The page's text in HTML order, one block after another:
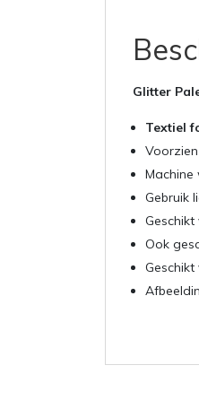
Glitter
Textiel
Gebruik
Ook